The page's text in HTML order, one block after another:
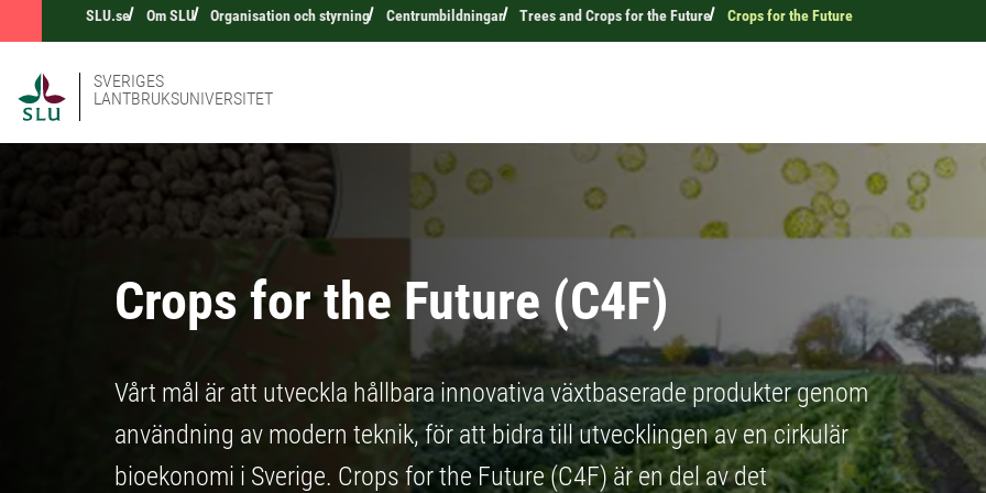
SLU.se Om SLU Organisation och styrning Centrumbildningar Trees and Crops for the Future Crops for the Future
SVERIGES
LANTBRUKSUNIVERSITET
Crops for the Future (C4F)
Vårt mål är att utveckla hållbara innovativa växtbaserade produkter genom
användning av modern teknik, för att bidra till utvecklingen av en cirkulär
bioekonomi i Sverige. Crops for the Future (C4F) är en del av det